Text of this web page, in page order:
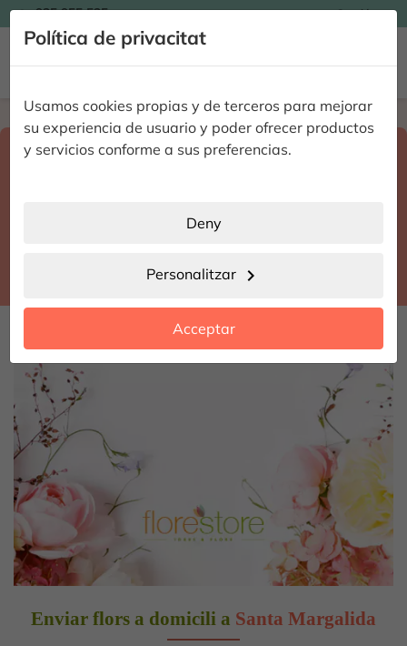
Política de privacitat
Usamos cookies propias y de terceros para mejorar
su experiencia de usuario y poder ofrecer productos
y servicios conforme a sus preferencias.
Deny
Personalitzar chevron_right
Acceptar
935 955 525 Catalán
 
Home Enviar flores a domicilio Islas Baleares
Select destination and delivery date
Enviar flors a domicili a Santa Margalida